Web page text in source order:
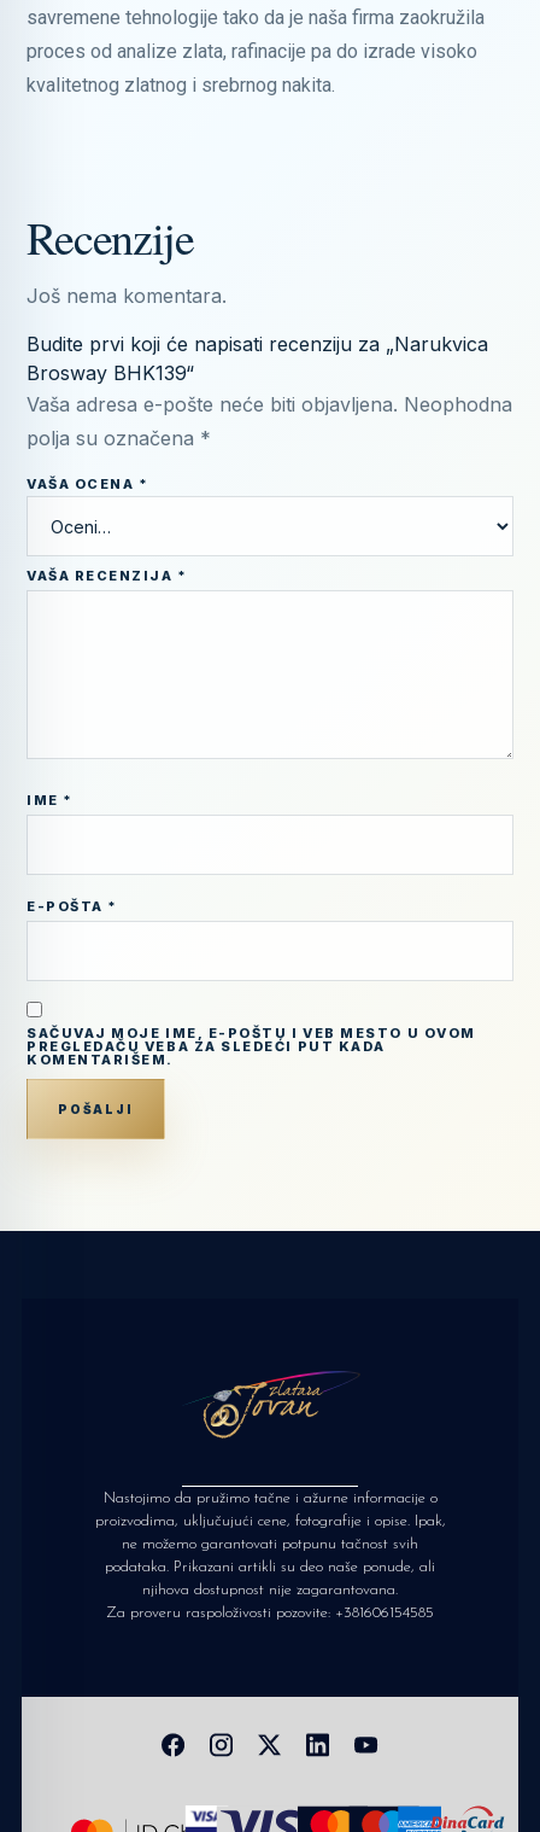
savremene tehnologije tako da je naša firma zaokružila
proces od analize zlata, rafinacije pa do izrade visoko
kvalitetnog zlatnog i srebrnog nakita.
Recenzije
Još nema komentara.
Budite prvi koji će napisati recenziju za „Narukvica
Brosway BHK139“
Vaša adresa e-pošte neće biti objavljena. Neophodna
polja su označena *
VAŠA OCENA *
VAŠA RECENZIJA *
IME *
E-POŠTA *
SAČUVAJ MOJE IME, E-POŠTU I VEB MESTO U OVOM
PREGLEDAČU VEBA ZA SLEDEĆI PUT KADA
KOMENTARIŠEM.
Nastojimo da pružimo tačne i ažurne informacije o
proizvodima, uključujući cene, fotografije i opise. Ipak,
ne možemo garantovati potpunu tačnost svih
podataka. Prikazani artikli su deo naše ponude, ali
njihova dostupnost nije zagarantovana.
Za proveru raspoloživosti pozovite: +381606154585